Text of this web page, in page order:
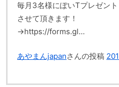
毎月3名様にぽいTプレゼン
させて頂きます！
→https://forms.gl…
あやまんjapanさんの投稿